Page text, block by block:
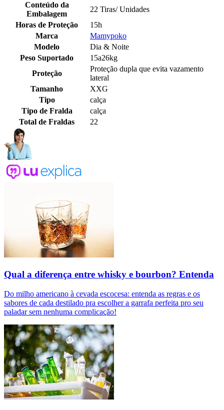
Conteúdo da
Embalagem
22 Tiras/ Unidades
Horas de Proteção
15h
Marca
Mamypoko
Modelo
Dia & Noite
Peso Suportado
15a26kg
Proteção
Proteção dupla que evita vazamento
lateral
Tamanho
XXG
Tipo
calça
Tipo de Fralda
calça
Total de Fraldas
22
Qual a diferença entre whisky e bourbon? Entenda
Do milho americano à cevada escocesa: entenda as regras e os
sabores de cada destilado pra escolher a garrafa perfeita pro seu
paladar sem nenhuma complicação!